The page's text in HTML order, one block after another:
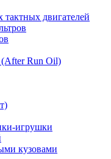
двигателей
Run Oil)
игрушки
кузовами